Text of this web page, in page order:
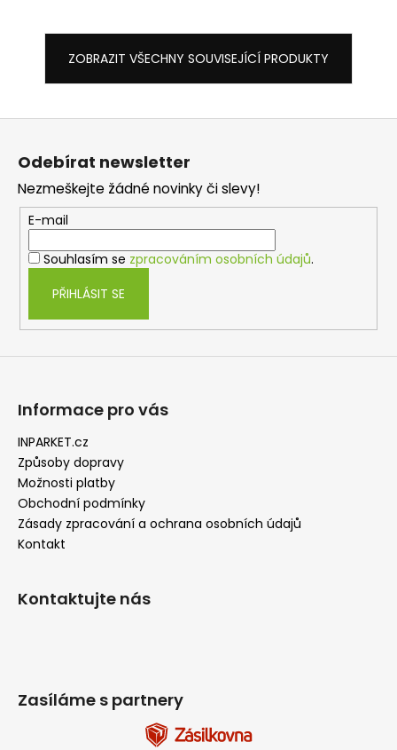
ZOBRAZIT VŠECHNY SOUVISEJÍCÍ PRODUKTY
Odebírat newsletter
Nezmeškejte žádné novinky či slevy!
E-mail
Souhlasím se zpracováním osobních údajů.
PŘIHLÁSIT SE
Informace pro vás
INPARKET.cz
Způsoby dopravy
Možnosti platby
Obchodní podmínky
Zásady zpracování a ochrana osobních údajů
Kontakt
Kontaktujte nás
Zasíláme s partnery